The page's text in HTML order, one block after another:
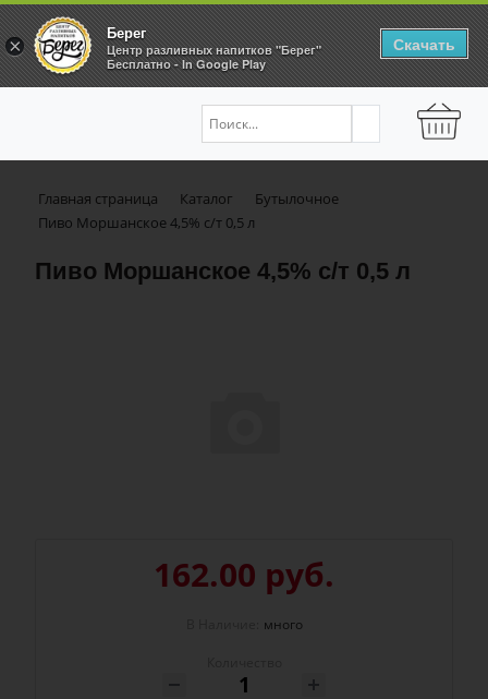
Главная страница Каталог
Бутылочное
Пиво Моршанское 4,5% с/т 0,5 л
Пиво Моршанское 4,5% с/т 0,5 л
162.00 руб.
много
×
Берег
Центр разливных напитков "Берег"
Бесплатно - In Google Play
Скачать